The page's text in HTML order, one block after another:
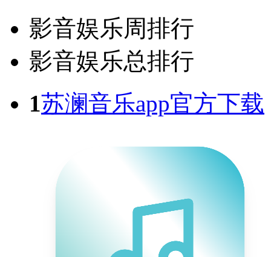
影音娱乐周排行
影音娱乐总排行
1苏澜音乐app官方下载